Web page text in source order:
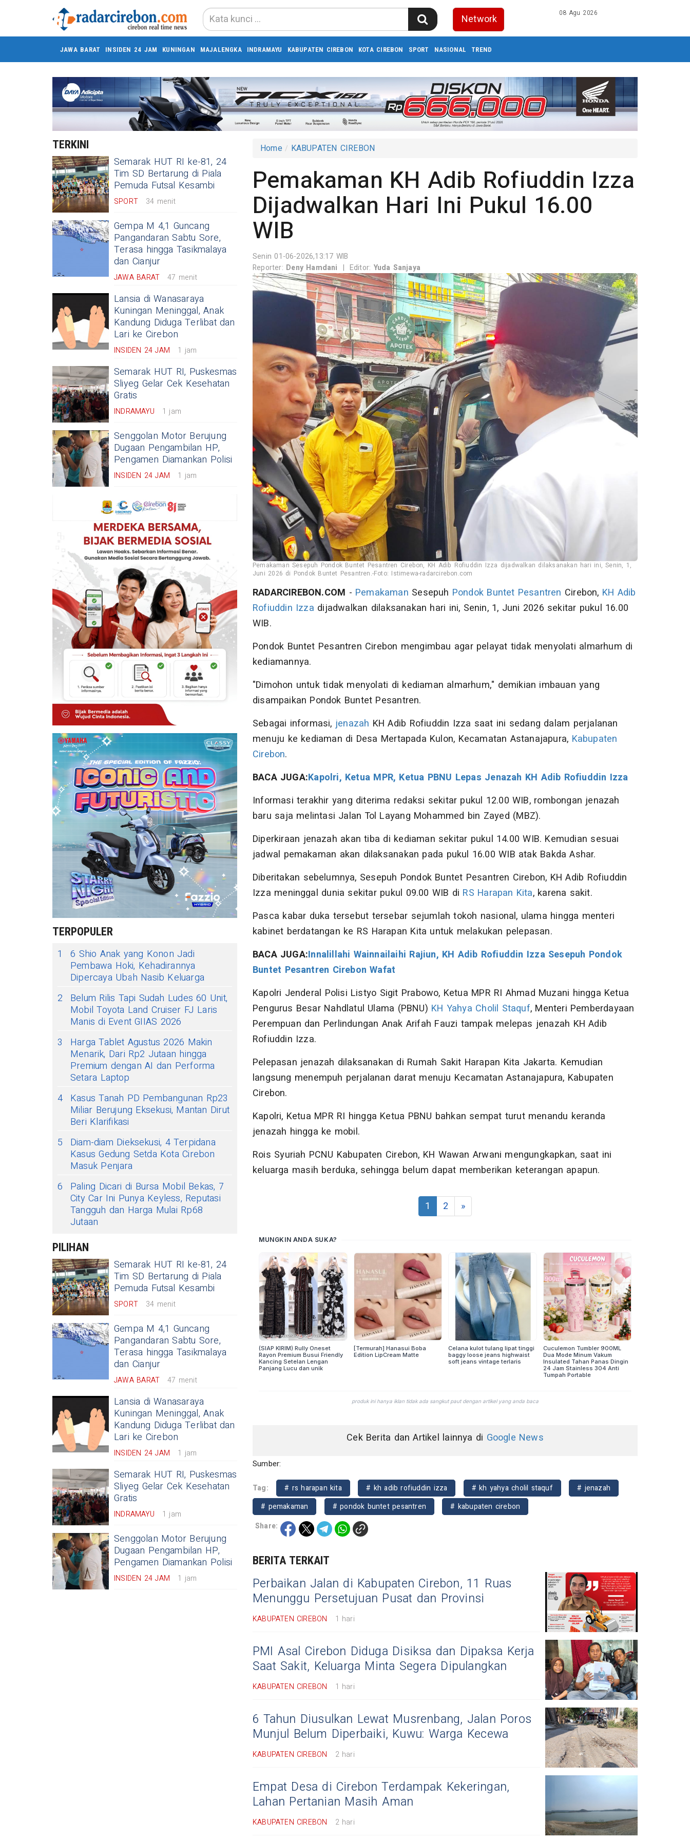
Network 08 Agu 2026
JAWA BARAT INSIDEN 24 JAM KUNINGAN MAJALENGKA INDRAMAYU KABUPATEN CIREBON KOTA CIREBON SPORT NASIONAL TREND
TERKINI
Semarak HUT RI ke-81, 24
Tim SD Bertarung di Piala
Pemuda Futsal Kesambi
SPORT 34 menit
Gempa M 4,1 Guncang
Pangandaran Sabtu Sore,
Terasa hingga Tasikmalaya
dan Cianjur
JAWA BARAT 47 menit
Lansia di Wanasaraya
Kuningan Meninggal, Anak
Kandung Diduga Terlibat dan
Lari ke Cirebon
INSIDEN 24 JAM 1 jam
Semarak HUT RI, Puskesmas
Sliyeg Gelar Cek Kesehatan
Gratis
INDRAMAYU 1 jam
Senggolan Motor Berujung
Dugaan Pengambilan HP,
Pengamen Diamankan Polisi
INSIDEN 24 JAM 1 jam
TERPOPULER
1
6 Shio Anak yang Konon Jadi
Pembawa Hoki, Kehadirannya
Dipercaya Ubah Nasib Keluarga
2
Belum Rilis Tapi Sudah Ludes 60 Unit,
Mobil Toyota Land Cruiser FJ Laris
Manis di Event GIIAS 2026
3
Harga Tablet Agustus 2026 Makin
Menarik, Dari Rp2 Jutaan hingga
Premium dengan AI dan Performa
Setara Laptop
4 Kasus Tanah PD Pembangunan Rp23
Miliar Berujung Eksekusi, Mantan Dirut
Beri Klarifikasi
5
Diam-diam Dieksekusi, 4 Terpidana
Kasus Gedung Setda Kota Cirebon
Masuk Penjara
6
Paling Dicari di Bursa Mobil Bekas, 7
City Car Ini Punya Keyless, Reputasi
Tangguh dan Harga Mulai Rp68
Jutaan
PILIHAN
Semarak HUT RI ke-81, 24
Tim SD Bertarung di Piala
Pemuda Futsal Kesambi
SPORT 34 menit
Gempa M 4,1 Guncang
Pangandaran Sabtu Sore,
Terasa hingga Tasikmalaya
dan Cianjur
JAWA BARAT 47 menit
Lansia di Wanasaraya
Kuningan Meninggal, Anak
Kandung Diduga Terlibat dan
Lari ke Cirebon
INSIDEN 24 JAM 1 jam
Semarak HUT RI, Puskesmas
Sliyeg Gelar Cek Kesehatan
Gratis
INDRAMAYU 1 jam
Senggolan Motor Berujung
Dugaan Pengambilan HP,
Pengamen Diamankan Polisi
INSIDEN 24 JAM 1 jam
Home KABUPATEN CIREBON
Pemakaman KH Adib Rofiuddin Izza
Dijadwalkan Hari Ini Pukul 16.00
WIB
Senin 01-06-2026,13:17 WIB
Reporter: Deny Hamdani | Editor: Yuda Sanjaya
Pemakaman Sesepuh Pondok Buntet Pesantren Cirebon, KH Adib Rofiuddin Izza dijadwalkan dilaksanakan hari ini, Senin, 1,
Juni 2026 di Pondok Buntet Pesantren.-Foto: Istimewa-radarcirebon.com
RADARCIREBON.COM - Pemakaman Sesepuh Pondok Buntet Pesantren Cirebon, KH Adib
Rofiuddin Izza dijadwalkan dilaksanakan hari ini, Senin, 1, Juni 2026 sekitar pukul 16.00
WIB.
Pondok Buntet Pesantren Cirebon mengimbau agar pelayat tidak menyolati almarhum di
kediamannya.
"Dimohon untuk tidak menyolati di kediaman almarhum," demikian imbauan yang
disampaikan Pondok Buntet Pesantren.
Sebagai informasi, jenazah KH Adib Rofiuddin Izza saat ini sedang dalam perjalanan
menuju ke kediaman di Desa Mertapada Kulon, Kecamatan Astanajapura, Kabupaten
Cirebon.
BACA JUGA:Kapolri, Ketua MPR, Ketua PBNU Lepas Jenazah KH Adib Rofiuddin Izza
Informasi terakhir yang diterima redaksi sekitar pukul 12.00 WIB, rombongan jenazah
baru saja melintasi Jalan Tol Layang Mohammed bin Zayed (MBZ).
Diperkiraan jenazah akan tiba di kediaman sekitar pukul 14.00 WIB. Kemudian sesuai
jadwal pemakaman akan dilaksanakan pada pukul 16.00 WIB atak Bakda Ashar.
Diberitakan sebelumnya, Sesepuh Pondok Buntet Pesantren Cirebon, KH Adib Rofiuddin
Izza meninggal dunia sekitar pukul 09.00 WIB di RS Harapan Kita, karena sakit.
Pasca kabar duka tersebut tersebar sejumlah tokoh nasional, ulama hingga menteri
kabinet berdatangan ke RS Harapan Kita untuk melakukan pelepasan.
BACA JUGA:Innalillahi Wainnailaihi Rajiun, KH Adib Rofiuddin Izza Sesepuh Pondok
Buntet Pesantren Cirebon Wafat
Kapolri Jenderal Polisi Listyo Sigit Prabowo, Ketua MPR RI Ahmad Muzani hingga Ketua
Pengurus Besar Nahdlatul Ulama (PBNU) KH Yahya Cholil Staquf, Menteri Pemberdayaan
Perempuan dan Perlindungan Anak Arifah Fauzi tampak melepas jenazah KH Adib
Rofiuddin Izza.
Pelepasan jenazah dilaksanakan di Rumah Sakit Harapan Kita Jakarta. Kemudian
langsung menempuh perjalanan darat menuju Kecamatan Astanajapura, Kabupaten
Cirebon.
Kapolri, Ketua MPR RI hingga Ketua PBNU bahkan sempat turut menandu keranda
jenazah hingga ke mobil.
Rois Syuriah PCNU Kabupaten Cirebon, KH Wawan Arwani mengungkapkan, saat ini
keluarga masih berduka, sehingga belum dapat memberikan keterangan apapun.
1 2 »
Cek Berita dan Artikel lainnya di Google News
Sumber:
Tag: # rs harapan kita # kh adib rofiuddin izza # kh yahya cholil staquf
# jenazah
# pemakaman
# pondok buntet pesantren
# kabupaten cirebon
Share:
BERITA TERKAIT
Perbaikan Jalan di Kabupaten Cirebon, 11 Ruas
Menunggu Persetujuan Pusat dan Provinsi
KABUPATEN CIREBON 1 hari
PMI Asal Cirebon Diduga Disiksa dan Dipaksa Kerja
Saat Sakit, Keluarga Minta Segera Dipulangkan
KABUPATEN CIREBON 1 hari
6 Tahun Diusulkan Lewat Musrenbang, Jalan Poros
Munjul Belum Diperbaiki, Kuwu: Warga Kecewa
KABUPATEN CIREBON 2 hari
Empat Desa di Cirebon Terdampak Kekeringan,
Lahan Pertanian Masih Aman
KABUPATEN CIREBON 2 hari